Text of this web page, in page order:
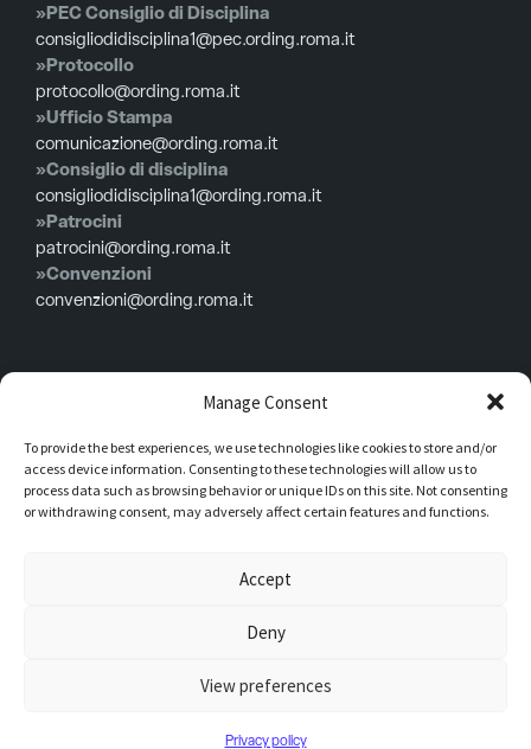
Manage Consent
To provide the best experiences, we use technologies like cookies to store and/or
access device information. Consenting to these technologies will allow us to
process data such as browsing behavior or unique IDs on this site. Not consenting
or withdrawing consent, may adversely affect certain features and functions.
Accept
Deny
View preferences
Privacy policy
»PEC Consiglio di Disciplina
consigliodidisciplina1@pec.ording.roma.it
»Protocollo
protocollo@ording.roma.it
»Ufficio Stampa
comunicazione@ording.roma.it
»Consiglio di disciplina
consigliodidisciplina1@ording.roma.it
»Patrocini
patrocini@ording.roma.it
»Convenzioni
convenzioni@ording.roma.it
Menù
Privacy policy
Cookie policy
Consiglio in carica
Dati legali Piazza della Repubblica, 59 00185 – Roma Codice fiscale